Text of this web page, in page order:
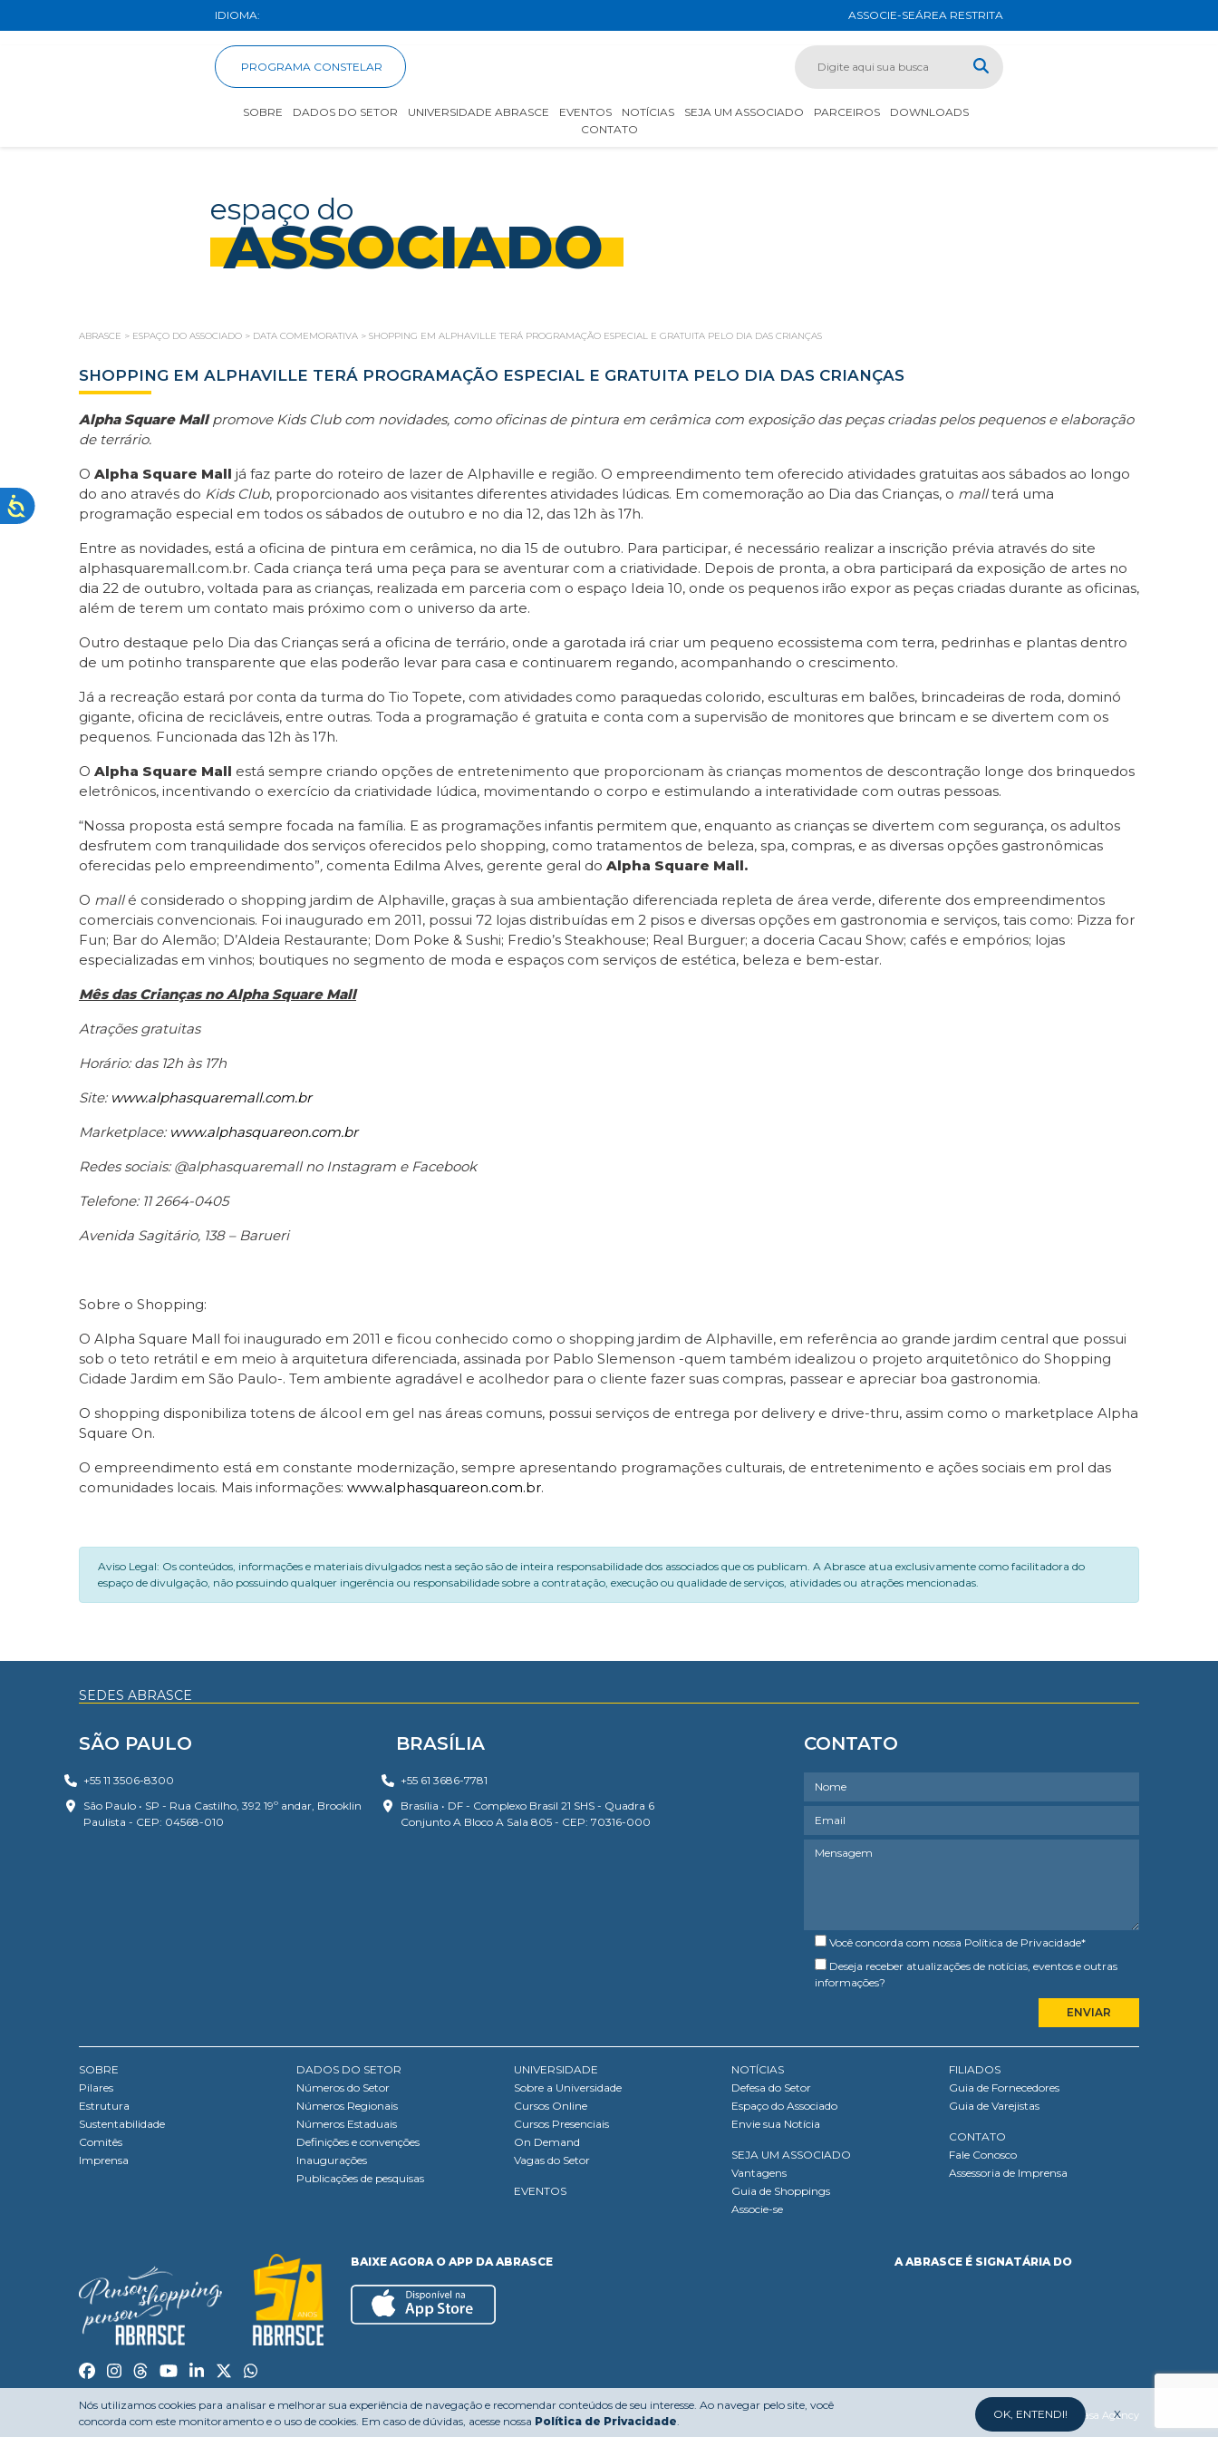
IDIOMA: ASSOCIE-SEÁREA RESTRITA
PROGRAMA CONSTELAR
SOBRE DADOS DO SETOR UNIVERSIDADE ABRASCE EVENTOS NOTÍCIAS SEJA UM ASSOCIADO PARCEIROS
DOWNLOADS
CONTATO
espaço do
ASSOCIADO
ABRASCE > ESPAÇO DO ASSOCIADO > DATA COMEMORATIVA > SHOPPING EM ALPHAVILLE TERÁ PROGRAMAÇÃO ESPECIAL E GRATUITA PELO DIA DAS CRIANÇAS
SHOPPING EM ALPHAVILLE TERÁ PROGRAMAÇÃO ESPECIAL E GRATUITA PELO DIA DAS CRIANÇAS
Alpha Square Mallpromove Kids Club com novidades, como oficinas de pintura em cerâmica com exposição das peças criadas pelos pequenos e elaboração
de terrário.
O Alpha Square Mall já faz parte do roteiro de lazer de Alphaville e região. O empreendimento tem oferecido atividades gratuitas aos sábados ao longo
do ano através do Kids Club, proporcionado aos visitantes diferentes atividades lúdicas. Em comemoração ao Dia das Crianças, o mallterá uma
programação especial em todos os sábados de outubro e no dia 12, das 12h às 17h.
Entre as novidades, está a oficina de pintura em cerâmica, no dia 15 de outubro. Para participar, é necessário realizar a inscrição prévia através do site
alphasquaremall.com.br. Cada criança terá uma peça para se aventurar com a criatividade. Depois de pronta, a obra participará da exposição de artes no
dia 22 de outubro, voltada para as crianças, realizada em parceria com o espaço Ideia 10, onde os pequenos irão expor as peças criadas durante as oficinas,
além de terem um contato mais próximo com o universo da arte.
Outro destaque pelo Dia das Crianças será a oficina de terrário, onde a garotada irá criar um pequeno ecossistema com terra, pedrinhas e plantas dentro
de um potinho transparente que elas poderão levar para casa e continuarem regando, acompanhando o crescimento.
Já a recreação estará por conta da turma do Tio Topete, com atividades como paraquedas colorido, esculturas em balões, brincadeiras de roda, dominó
gigante, oficina de recicláveis, entre outras. Toda a programação é gratuita e conta com a supervisão de monitores que brincam e se divertem com os
pequenos. Funcionada das 12h às 17h.
O Alpha Square Mall está sempre criando opções de entretenimento que proporcionam às crianças momentos de descontração longe dos brinquedos
eletrônicos, incentivando o exercício da criatividade lúdica, movimentando o corpo e estimulando a interatividade com outras pessoas.
“Nossa proposta está sempre focada na família. E as programações infantis permitem que, enquanto as crianças se divertem com segurança, os adultos
desfrutem com tranquilidade dos serviços oferecidos pelo shopping, como tratamentos de beleza, spa, compras, e as diversas opções gastronômicas
oferecidas pelo empreendimento”, comenta Edilma Alves, gerente geral do Alpha Square Mall.
O mallé considerado o shopping jardim de Alphaville, graças à sua ambientação diferenciada repleta de área verde, diferente dos empreendimentos
comerciais convencionais. Foi inaugurado em 2011, possui 72 lojas distribuídas em 2 pisos e diversas opções em gastronomia e serviços, tais como: Pizza for
Fun; Bar do Alemão; D’Aldeia Restaurante; Dom Poke & Sushi; Fredio’s Steakhouse; Real Burguer; a doceria Cacau Show; cafés e empórios; lojas
especializadas em vinhos; boutiques no segmento de moda e espaços com serviços de estética, beleza e bem-estar.
Mês das Crianças no Alpha Square Mall
Atrações gratuitas
Horário: das 12h às 17h
Site: www.alphasquaremall.com.br
Marketplace: www.alphasquareon.com.br
Redes sociais: @alphasquaremall no Instagram e Facebook
Telefone: 11 2664-0405
Avenida Sagitário, 138 – Barueri
Sobre o Shopping:
O Alpha Square Mall foi inaugurado em 2011 e ficou conhecido como o shopping jardim de Alphaville, em referência ao grande jardim central que possui
sob o teto retrátil e em meio à arquitetura diferenciada, assinada por Pablo Slemenson -quem também idealizou o projeto arquitetônico do Shopping
Cidade Jardim em São Paulo-. Tem ambiente agradável e acolhedor para o cliente fazer suas compras, passear e apreciar boa gastronomia.
O shopping disponibiliza totens de álcool em gel nas áreas comuns, possui serviços de entrega por delivery e drive-thru, assim como o marketplace Alpha
Square On.
O empreendimento está em constante modernização, sempre apresentando programações culturais, de entretenimento e ações sociais em prol das
comunidades locais. Mais informações: www.alphasquareon.com.br.
Aviso Legal: Os conteúdos, informações e materiais divulgados nesta seção são de inteira responsabilidade dos associados que os publicam. A Abrasce atua exclusivamente como facilitadora do
espaço de divulgação, não possuindo qualquer ingerência ou responsabilidade sobre a contratação, execução ou qualidade de serviços, atividades ou atrações mencionadas.
SEDES ABRASCE
SÃO PAULO
+55 11 3506-8300
São Paulo • SP - Rua Castilho, 392 19º andar, Brooklin
Paulista - CEP: 04568-010
BRASÍLIA
+55 61 3686-7781
Brasília • DF - Complexo Brasil 21 SHS - Quadra 6
Conjunto A Bloco A Sala 805 - CEP: 70316-000
CONTATO
Você concorda com nossa Política de Privacidade*
Deseja receber atualizações de notícias, eventos e outras
informações?
SOBRE
Pilares
Estrutura
Sustentabilidade
Comitês
Imprensa
DADOS DO SETOR
Números do Setor
Números Regionais
Números Estaduais
Definições e convenções
Inaugurações
Publicações de pesquisas
UNIVERSIDADE
Sobre a Universidade
Cursos Online
Cursos Presenciais
On Demand
Vagas do Setor
EVENTOS
NOTÍCIAS
Defesa do Setor
Espaço do Associado
Envie sua Notícia
SEJA UM ASSOCIADO
Vantagens
Guia de Shoppings
Associe-se
FILIADOS
Guia de Fornecedores
Guia de Varejistas
CONTATO
Fale Conosco
Assessoria de Imprensa
BAIXE AGORA O APP DA ABRASCE A ABRASCE É SIGNATÁRIA DO
Desenvolvido por:Mufasa Agency
Nós utilizamos cookies para analisar e melhorar sua experiência de navegação e recomendar conteúdos de seu interesse. Ao navegar pelo site, você
concorda com este monitoramento e o uso de cookies. Em caso de dúvidas, acesse nossa Política de Privacidade.
OK, ENTENDI! X